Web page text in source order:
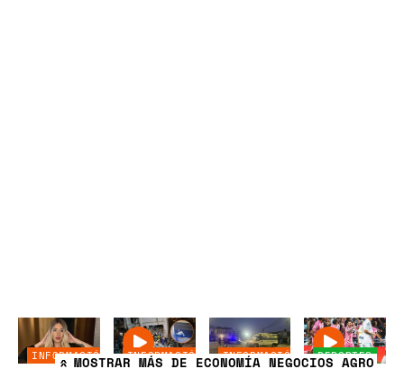
INFORMACIÓN
INFORMACIÓN
INFORMACIÓN
DEPORTES
» MOSTRAR MÁS DE ECONOMÍA NEGOCIOS AGRO